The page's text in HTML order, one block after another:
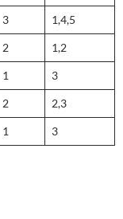
3 1,4,5
2 1,2
1 3
2 2,3
1 3